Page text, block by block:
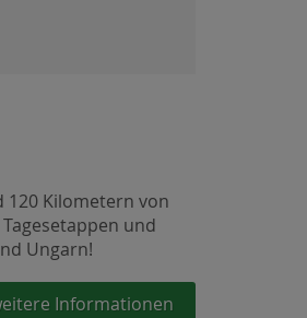
Kilometern von
und
Ungarn!
Informationen